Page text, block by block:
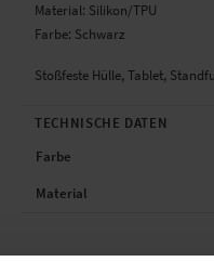
Material: Silikon/TPU
Farbe: Schwarz
Stoßfeste Hülle, Tablet,
TECHNISCHE DATEN
Farbe
Material